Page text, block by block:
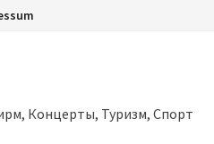
Концерты, Туризм, Спорт